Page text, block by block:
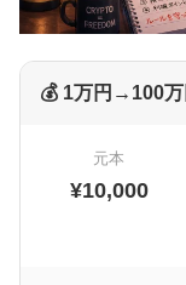
💰 1万円→100
元本
¥10,000